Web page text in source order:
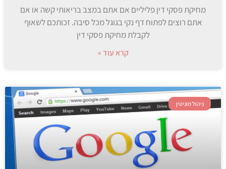
מחיקת פסקי דין פליליים אם אתם במצב בריאותי קשה או אם
אתם רוצים לפתוח דף נקי בגוגל מכל סיבה. זכותכם לשאוף
לקבלת מחיקת פסקי דין
קרא עוד »
ניהול מוניטין